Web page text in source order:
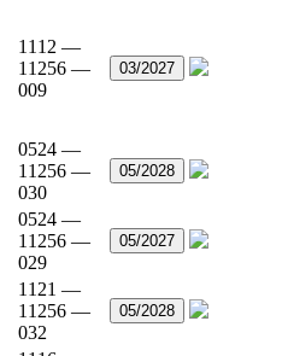
1112 —
11256 —
009
03/2027
0524 —
11256 —
030
05/2028
0524 —
11256 —
029
05/2027
1121 —
11256 —
032
05/2028